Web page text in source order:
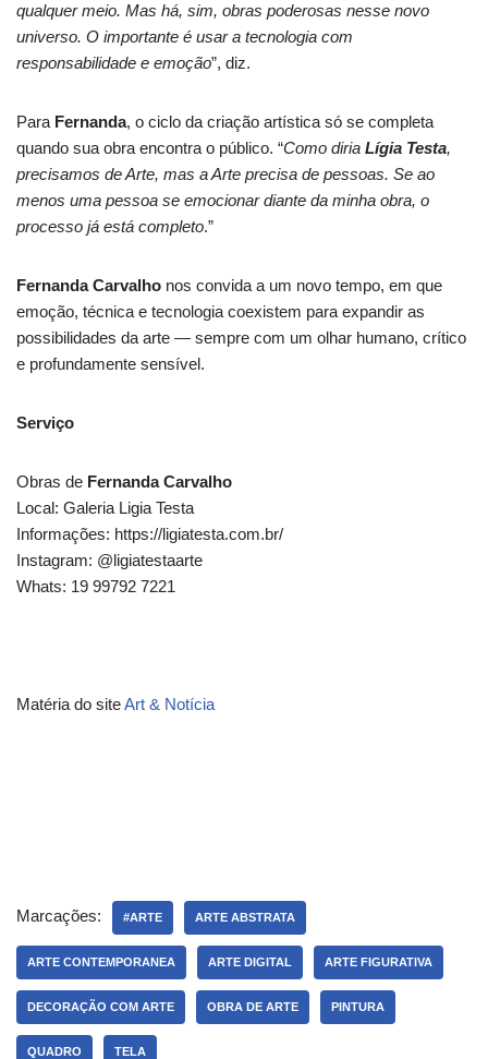
qualquer meio. Mas há, sim, obras poderosas nesse novo
universo. O importante é usar a tecnologia com
responsabilidade e emoção”, diz.
Para Fernanda, o ciclo da criação artística só se completa
quando sua obra encontra o público. “Como diria Lígia Testa,
precisamos de Arte, mas a Arte precisa de pessoas. Se ao
menos uma pessoa se emocionar diante da minha obra, o
processo já está completo.”
Fernanda Carvalho nos convida a um novo tempo, em que
emoção, técnica e tecnologia coexistem para expandir as
possibilidades da arte — sempre com um olhar humano, crítico
e profundamente sensível.
Serviço
Obras de Fernanda Carvalho
Local: Galeria Ligia Testa
Informações: https://ligiatesta.com.br/
Instagram: @ligiatestaarte
Whats: 19 99792 7221
Matéria do siteArt & Notícia
Marcações: #ARTE ARTE ABSTRATA
ARTE CONTEMPORANEA ARTE DIGITAL ARTE FIGURATIVA
DECORAÇÃO COM ARTE OBRA DE ARTE PINTURA
QUADRO TELA